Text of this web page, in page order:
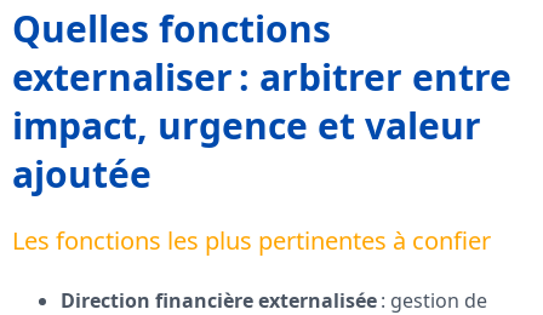
Quelles fonctions
externaliser : arbitrer entre
impact, urgence et valeur
ajoutée
Les fonctions les plus pertinentes à confier
Direction financière externalisée: gestion de